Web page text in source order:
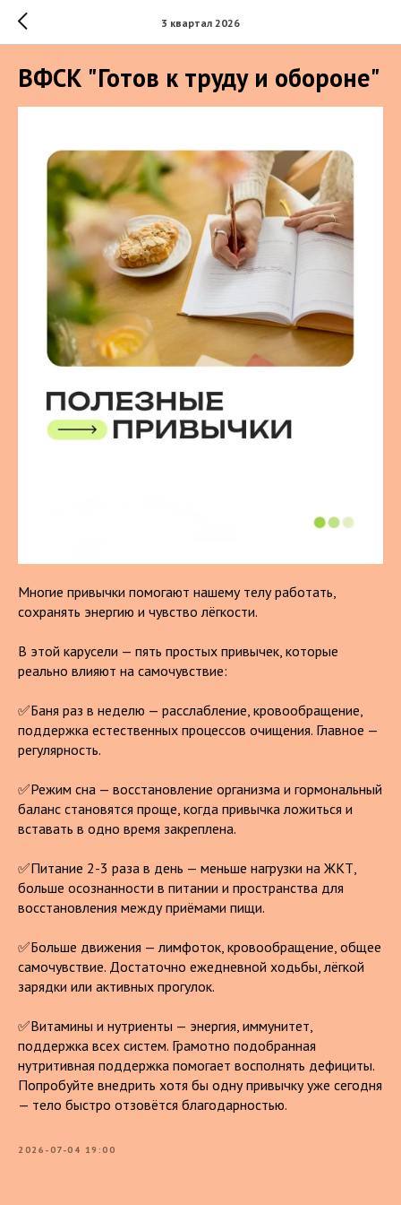
3 квартал 2026
ВФСК "Готов к труду и обороне"
Многие привычки помогают нашему телу работать,
сохранять энергию и чувство лёгкости.
В этой карусели — пять простых привычек, которые
реально влияют на самочувствие:
✅Баня раз в неделю — расслабление, кровообращение,
поддержка естественных процессов очищения. Главное —
регулярность.
✅Режим сна — восстановление организма и гормональный
баланс становятся проще, когда привычка ложиться и
вставать в одно время закреплена.
✅Питание 2-3 раза в день — меньше нагрузки на ЖКТ,
больше осознанности в питании и пространства для
восстановления между приёмами пищи.
✅Больше движения — лимфоток, кровообращение, общее
самочувствие. Достаточно ежедневной ходьбы, лёгкой
зарядки или активных прогулок.
✅Витамины и нутриенты — энергия, иммунитет,
поддержка всех систем. Грамотно подобранная
нутритивная поддержка помогает восполнять дефициты.
Попробуйте внедрить хотя бы одну привычку уже сегодня
— тело быстро отзовётся благодарностью.
2026-07-04 19:00